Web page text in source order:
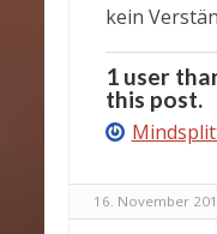
kein
1 user
this post.
16. November